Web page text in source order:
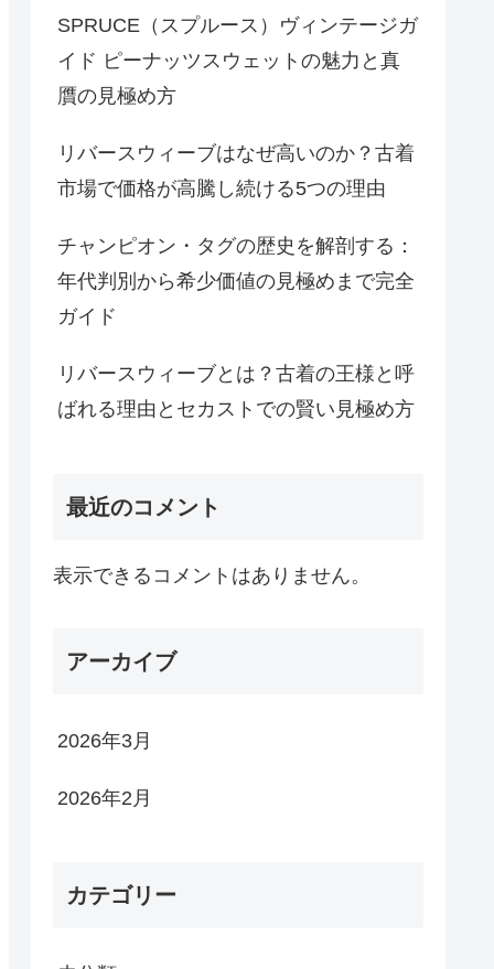
SPRUCE（スプルース）ヴィンテージガ
イド ピーナッツスウェットの魅力と真
贋の見極め方
リバースウィーブはなぜ高いのか？古着
市場で価格が高騰し続ける5つの理由
チャンピオン・タグの歴史を解剖する：
年代判別から希少価値の見極めまで完全
ガイド
リバースウィーブとは？古着の王様と呼
ばれる理由とセカストでの賢い見極め方
最近のコメント
表示できるコメントはありません。
アーカイブ
2026年3月
2026年2月
カテゴリー